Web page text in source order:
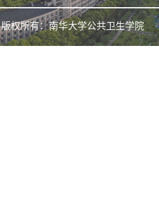
版权所有：南华大学公共卫生学院